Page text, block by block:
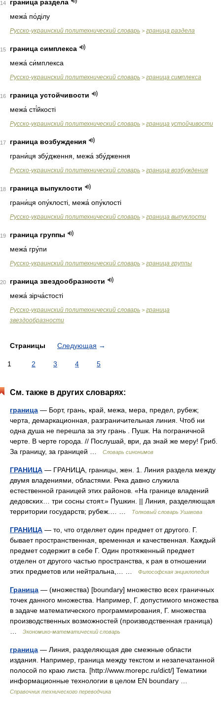
14
граница раздела
межа́ по́ділу
Русско-украинский политехнический словарь > граница раздела
15
граница симплекса
межа́ си́мплекса
Русско-украинский политехнический словарь > граница симплекса
16
граница устойчивости
межа́ сті́йкості
Русско-украинский политехнический словарь > граница устойчивости
17
граница возбуждения
грани́ця збу́дження, межа́ збу́дження
Русско-украинский политехнический словарь > граница возбуждения
18
граница выпуклости
грани́ця опу́клості, межа́ опу́клості
Русско-украинский политехнический словарь > граница выпуклости
19
граница группы
межа́ гру́пи
Русско-украинский политехнический словарь > граница группы
20
граница звездообразности
межа́ зірча́стості
Русско-украинский политехнический словарь > граница
звездообразности
Страницы Следующая →
1 2 3 4 5
См. также в других словарях:
граница — Борт, грань, край, межа, мера, предел, рубеж;
черта, демаркационная, разграничительная линия. Чтоб ни
одна душа не перешла за эту грань . Пушк. На пограничной
черте. В черте города. // Послушай, ври, да знай же меру! Гриб.
За границу, за границей …
Словарь синонимов
ГРАНИЦА — ГРАНИЦА, границы, жен. 1. Линия раздела между
двумя владениями, областями. Река давно служила
естественной границей этих районов. «На границе владений
дедовских… три сосны стоят.» Пушкин. || Линия, разделяющая
территории государств; рубеж.… …
Толковый словарь Ушакова
ГРАНИЦА — то, что отделяет один предмет от другого. Г.
бывает пространственная, временная и качественная. Каждый
предмет содержит в себе Г. Один протяженный предмет
отделен от другого частью пространства, к рая в отношении
этих предметов или нейтральна,… …
Философская энциклопедия
Граница — (множества) [boundary] множество всех граничных
точек данного множества. Например, Г. допустимого множества
в задаче математического программирования, Г. множества
производственных возможностей (производственная граница)
Экономико-математический словарь
граница — Линия, разделяющая две смежные области
издания. Например, граница между текстом и незапечатанной
полосой по краю листа. [http://www.morepc.ru/dict/] Тематики
информационные технологии в целом EN boundary …
Справочник технического переводчика